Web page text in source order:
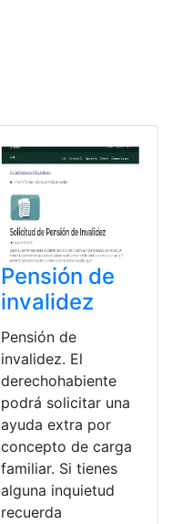
Pensión de
invalidez
Pensión de
invalidez. El
derechohabiente
podrá solicitar una
ayuda extra por
concepto de carga
familiar. Si tienes
alguna inquietud
recuerda